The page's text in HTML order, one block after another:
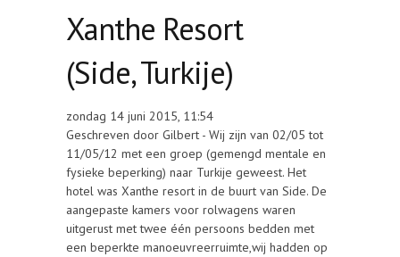
Xanthe Resort
(Side, Turkije)
zondag 14 juni 2015, 11:54
Geschreven door Gilbert - Wij zijn van 02/05 tot
11/05/12 met een groep (gemengd mentale en
fysieke beperking) naar Turkije geweest. Het
hotel was Xanthe resort in de buurt van Side. De
aangepaste kamers voor rolwagens waren
uitgerust met twee één persoons bedden met
een beperkte manoeuvreerruimte,wij hadden op